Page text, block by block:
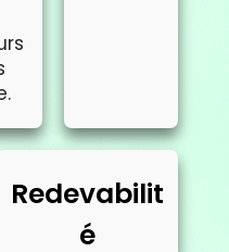
Redevabilit
é